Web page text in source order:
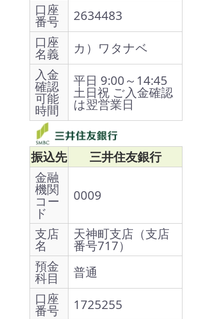
口座
番号
2634483
口座
名義
カ）ワタナベ
入金
確認
可能
時間
平日 9:00～14:45
土日祝 ご入金確認
は翌営業日
振込先
三井住友銀行
金融
機関
コー
ド
0009
支店
名
天神町支店（支店
番号717）
預金
科目
普通
口座
番号
1725255